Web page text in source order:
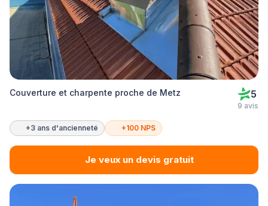
Couverture et charpente proche de Metz 5
9 avis
+3 ans d'ancienneté +100 NPS
Je veux un devis gratuit